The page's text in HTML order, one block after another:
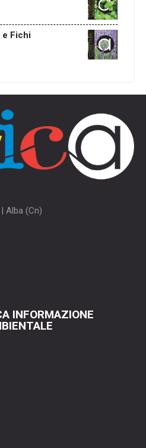
e Fichi
Alba (Cn)
INFORMAZIONE